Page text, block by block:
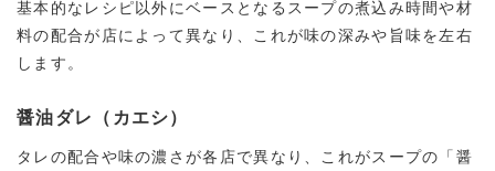
基本的なレシピ以外にベースとなるスープの煮込み時間や材
料の配合が店によって異なり、これが味の深みや旨味を左右
します。
醤油ダレ（カエシ）
タレの配合や味の濃さが各店で異なり、これがスープの「醤